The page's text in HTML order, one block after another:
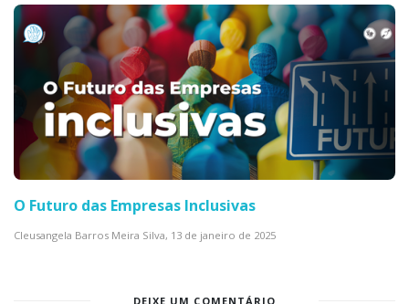
O Futuro das Empresas Inclusivas
Cleusangela Barros Meira Silva, 13 de janeiro de 2025
DEIXE UM COMENTÁRIO